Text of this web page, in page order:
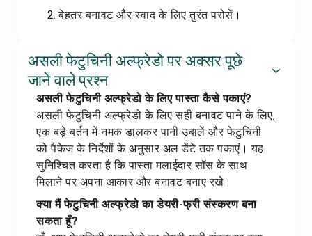
बेहतर बनावट और स्वाद के लिए तुरंत परोसें।
असली फेटुचिनी अल्फ्रेडो पर अक्सर पूछे
जाने वाले प्रश्न
असली फेटुचिनी अल्फ्रेडो के लिए पास्ता कैसे पकाएं?
असली फेटुचिनी अल्फ्रेडो के लिए सही बनावट पाने के लिए,
एक बड़े बर्तन में नमक डालकर पानी उबालें और फेटुचिनी
को पैकेज के निर्देशों के अनुसार अल डेंटे तक पकाएं। यह
सुनिश्चित करता है कि पास्ता मलाईदार सॉस के साथ
मिलाने पर अपना आकार और बनावट बनाए रखे।
क्या मैं फेटुचिनी अल्फ्रेडो का डेयरी-फ्री संस्करण बना
सकता हूँ?